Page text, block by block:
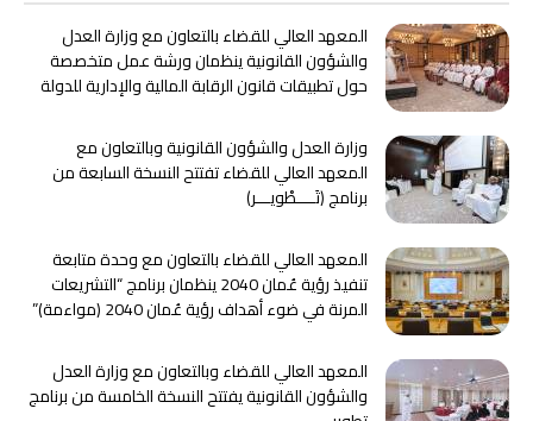
المعهد العالي للقضاء بالتعاون مع وزارة العدل
والشؤون القانونية ينظمان ورشة عمل متخصصة
حول تطبيقات قانون الرقابة المالية والإدارية للدولة
وزارة العدل والشؤون القانونية وبالتعاون مع
المعهد العالي للقضاء تفتتح النسخة السابعة من
برنامج ﴿تَــــطْويـــر﴾
المعهد العالي للقضاء بالتعاون مع وحدة متابعة
تنفيذ رؤية عُمان 2040 ينظمان برنامج “التشريعات
المرنة في ضوء أهداف رؤية عُمان 2040 (مواءمة)”
المعهد العالي للقضاء وبالتعاون مع وزارة العدل
والشؤون القانونية يفتتح النسخة الخامسة من برنامج